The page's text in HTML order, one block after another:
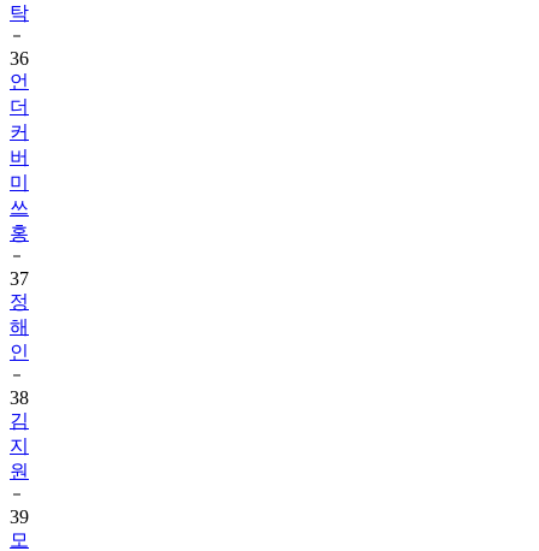
탁
36
언
더
커
버
미
쓰
홍
37
정
해
인
38
김
지
원
39
모